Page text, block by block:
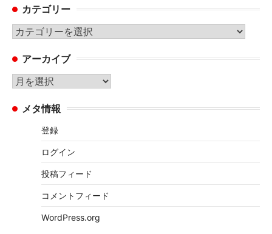
カテゴリー
カ
ゴ
リ
ー
アーカイブ
ア
カ メタ情報
登録
ログイン
投稿フィード
コメントフィード
WordPress.org